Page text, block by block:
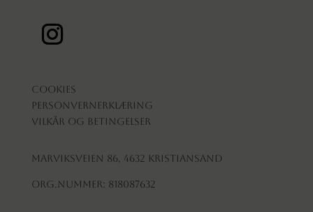
Cookies
Personvernerklæring
Vilkår og betingelser
Marviksveien 86, 4632 Kristiansand
Org.nummer: 818087632